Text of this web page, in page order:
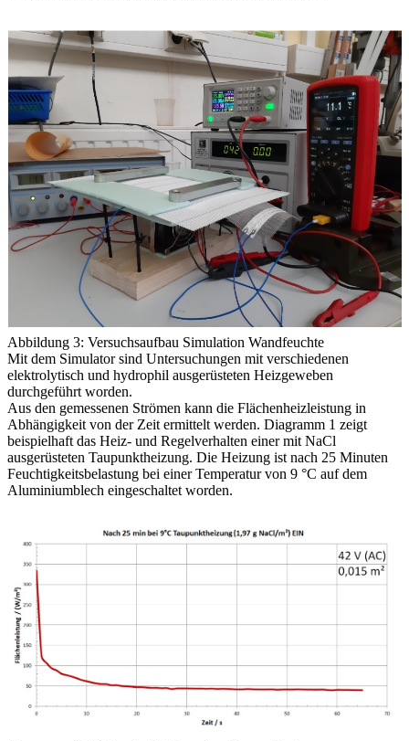
Abbildung 3: Versuchsaufbau Simulation Wandfeuchte
Mit dem Simulator sind Untersuchungen mit verschiedenen
elektrolytisch und hydrophil ausgerüsteten Heizgeweben
durchgeführt worden.
Aus den gemessenen Strömen kann die Flächenheizleistung in
Abhängigkeit von der Zeit ermittelt werden. Diagramm 1 zeigt
beispielhaft das Heiz- und Regelverhalten einer mit NaCl
ausgerüsteten Taupunktheizung. Die Heizung ist nach 25 Minuten
Feuchtigkeitsbelastung bei einer Temperatur von 9 °C auf dem
Aluminiumblech eingeschaltet worden.